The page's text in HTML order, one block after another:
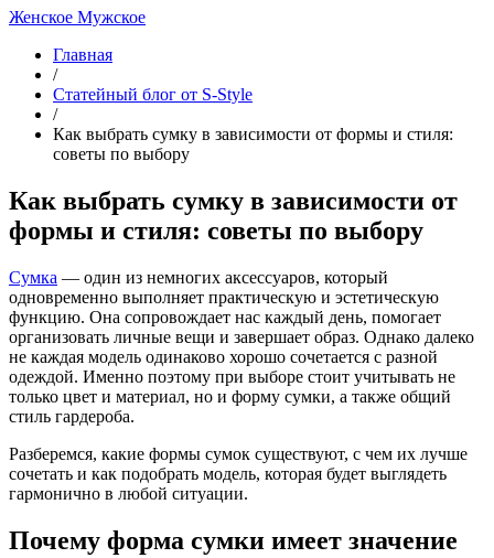
Женское Мужское
Главная
/
Статейный блог от S-Style
/
Как выбрать сумку в зависимости от формы и стиля:
советы по выбору
Как выбрать сумку в зависимости от
формы и стиля: советы по выбору
Сумка — один из немногих аксессуаров, который
одновременно выполняет практическую и эстетическую
функцию. Она сопровождает нас каждый день, помогает
организовать личные вещи и завершает образ. Однако далеко
не каждая модель одинаково хорошо сочетается с разной
одеждой. Именно поэтому при выборе стоит учитывать не
только цвет и материал, но и форму сумки, а также общий
стиль гардероба.
Разберемся, какие формы сумок существуют, с чем их лучше
сочетать и как подобрать модель, которая будет выглядеть
гармонично в любой ситуации.
Почему форма сумки имеет значение